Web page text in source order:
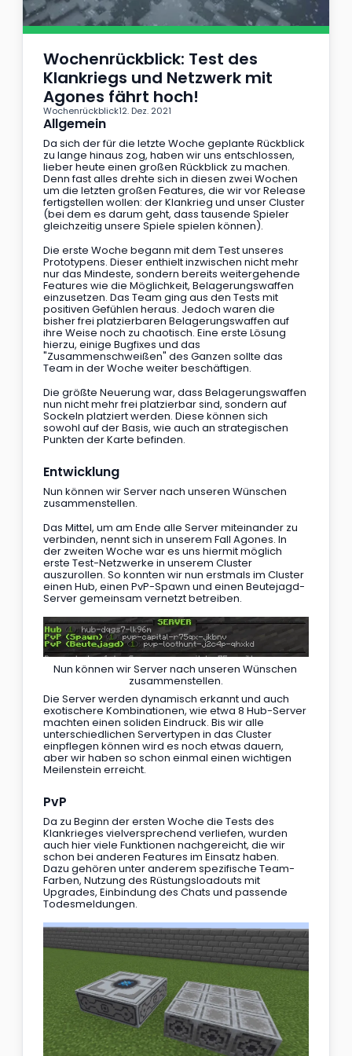
Wochenrückblick: Test des
Klankriegs und Netzwerk mit
Agones fährt hoch!
Wochenrückblick12. Dez. 2021
Allgemein
Da sich der für die letzte Woche geplante Rückblick
zu lange hinaus zog, haben wir uns entschlossen,
lieber heute einen großen Rückblick zu machen.
Denn fast alles drehte sich in diesen zwei Wochen
um die letzten großen Features, die wir vor Release
fertigstellen wollen: der Klankrieg und unser Cluster
(bei dem es darum geht, dass tausende Spieler
gleichzeitig unsere Spiele spielen können).
Die erste Woche begann mit dem Test unseres
Prototypens. Dieser enthielt inzwischen nicht mehr
nur das Mindeste, sondern bereits weitergehende
Features wie die Möglichkeit, Belagerungswaffen
einzusetzen. Das Team ging aus den Tests mit
positiven Gefühlen heraus. Jedoch waren die
bisher frei platzierbaren Belagerungswaffen auf
ihre Weise noch zu chaotisch. Eine erste Lösung
hierzu, einige Bugfixes und das
"Zusammenschweißen" des Ganzen sollte das
Team in der Woche weiter beschäftigen.
Die größte Neuerung war, dass Belagerungswaffen
nun nicht mehr frei platzierbar sind, sondern auf
Sockeln platziert werden. Diese können sich
sowohl auf der Basis, wie auch an strategischen
Punkten der Karte befinden.
Entwicklung
Nun können wir Server nach unseren Wünschen
zusammenstellen.
Das Mittel, um am Ende alle Server miteinander zu
verbinden, nennt sich in unserem Fall Agones. In
der zweiten Woche war es uns hiermit möglich
erste Test-Netzwerke in unserem Cluster
auszurollen. So konnten wir nun erstmals im Cluster
einen Hub, einen PvP-Spawn und einen Beutejagd-
Server gemeinsam vernetzt betreiben.
Nun können wir Server nach unseren Wünschen
zusammenstellen.
Die Server werden dynamisch erkannt und auch
exotischere Kombinationen, wie etwa 8 Hub-Server
machten einen soliden Eindruck. Bis wir alle
unterschiedlichen Servertypen in das Cluster
einpflegen können wird es noch etwas dauern,
aber wir haben so schon einmal einen wichtigen
Meilenstein erreicht.
PvP
Da zu Beginn der ersten Woche die Tests des
Klankrieges vielversprechend verliefen, wurden
auch hier viele Funktionen nachgereicht, die wir
schon bei anderen Features im Einsatz haben.
Dazu gehören unter anderem spezifische Team-
Farben, Nutzung des Rüstungsloadouts mit
Upgrades, Einbindung des Chats und passende
Todesmeldungen.